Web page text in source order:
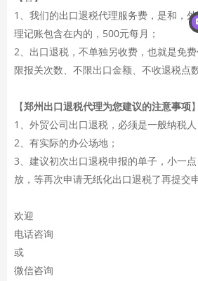
1、我们的出口退税代理服务费，是和，
理记账包含在内的，500元每月；
2、出口退税，不单独另收费，也就是免
限报关次数、不限出口金额、不收退税点
【郑州出口退税代理为您建议的注意事项】
1、外贸公司出口退税，必须是一般纳税人
2、有实际的办公场地；
3、建议初次出口退税申报的单子，小一
放，等再次申请无纸化出口退税了再提交
欢迎
电话咨询
或
微信咨询